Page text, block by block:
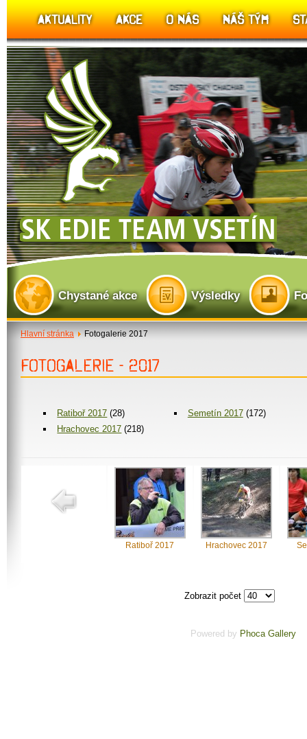
AKTUALITY AKCE O NÁS NÁŠ TÝM
Chystané akce Výsledky
Hlavní stránka Fotogalerie 2017
FOTOGALERIE - 2017
Ratiboř 2017 (28)
Hrachovec 2017 (218)
Semetín 2017 (172)
Ratiboř 2017 Hrachovec 2017
Zobrazit počet
Powered by Phoca Gallery